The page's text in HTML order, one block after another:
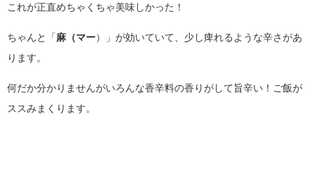
これが正直めちゃくちゃ美味しかった！
ちゃんと「 麻（マー）」が効いていて、少し痺れるような辛さがあ
ります。
何だか分かりませんがいろんな香辛料の香りがして旨辛い！ご飯が
ススみまくります。